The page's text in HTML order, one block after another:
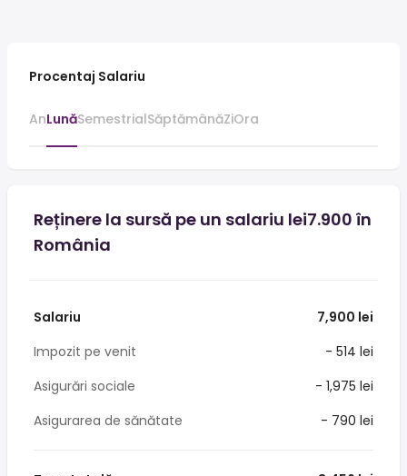
Procentaj Salariu
AnLunăSemestrialSăptămânăZiOra
Reținere la sursă pe un salariu lei7.900 în
România
Salariu
7,900 lei
Impozit pe venit
- 514 lei
Asigurări sociale
- 1,975 lei
Asigurarea de sănătate
- 790 lei